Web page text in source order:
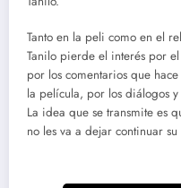
Tanto en la peli como en el
Tanilo pierde el interés por
por los comentarios que
la película, por los diálogos y
La idea que se transmite es
no les va a dejar continuar